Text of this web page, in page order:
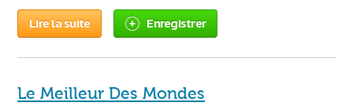
Lire la suite Enregistrer
Le Meilleur Des Mondes